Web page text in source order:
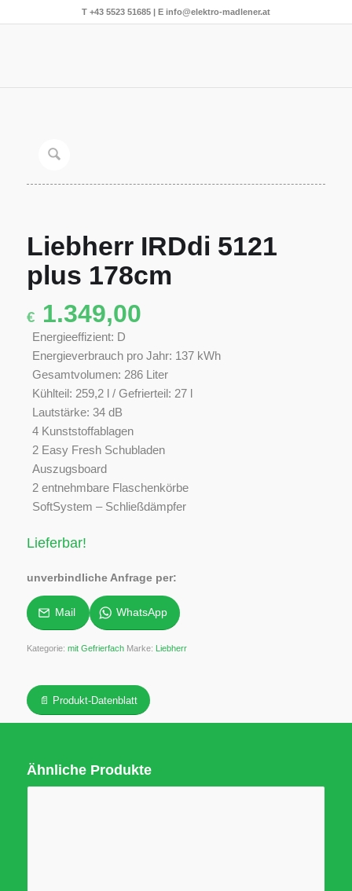
T +43 5523 51685| E info@elektro-madlener.at
Liebherr IRDdi 5121
plus 178cm
€ 1.349,00
Energieeffizient: D
Energieverbrauch pro Jahr: 137 kWh
Gesamtvolumen: 286 Liter
Kühlteil: 259,2 l / Gefrierteil: 27 l
Lautstärke: 34 dB
4 Kunststoffablagen
2 Easy Fresh Schubladen
Auszugsboard
2 entnehmbare Flaschenkörbe
SoftSystem – Schließdämpfer
Lieferbar!
unverbindliche Anfrage per:
Mail WhatsApp
Kategorie: mit Gefrierfach Marke: Liebherr
📄 Produkt-Datenblatt
Ähnliche Produkte